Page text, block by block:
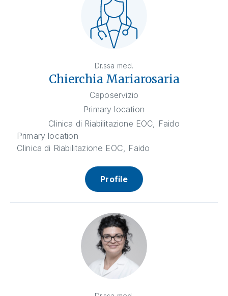
Dr.ssa med.
Chierchia Mariarosaria
Caposervizio
Primary location
Clinica di Riabilitazione EOC, Faido
Primary location
Clinica di Riabilitazione EOC, Faido
Profile